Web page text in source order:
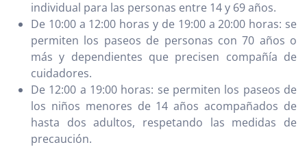
individual para las personas entre 14 y 69 años.
De 10:00 a 12:00 horas y de 19:00 a 20:00 horas: se
permiten los paseos de personas con 70 años o
más y dependientes que precisen compañía de
cuidadores.
De 12:00 a 19:00 horas: se permiten los paseos de
los niños menores de 14 años acompañados de
hasta dos adultos, respetando las medidas de
precaución.